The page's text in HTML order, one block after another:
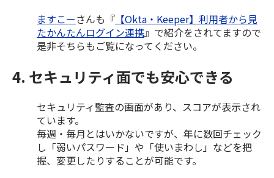
ますこーさんも『 【Okta・Keeper】利用者から見
たかんたんログイン連携』で紹介をされてますので
是非そちらもご覧になってください。
4. セキュリティ面でも安心できる
セキュリティ監査の画面があり、スコアが表示され
ています。
毎週・毎月とはいかないですが、年に数回チェック
し「弱いパスワード」や「使いまわし」などを把
握、変更したりすることが可能です。